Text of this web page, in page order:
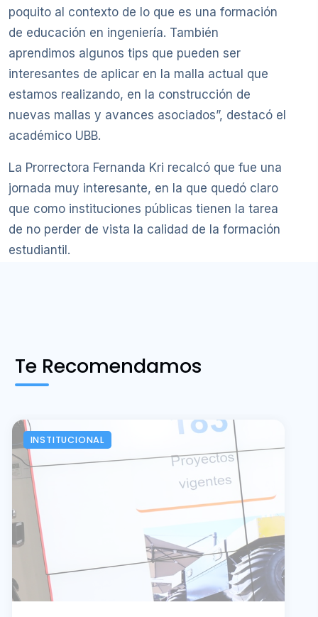
poquito al contexto de lo que es una formación
de educación en ingeniería. También
aprendimos algunos tips que pueden ser
interesantes de aplicar en la malla actual que
estamos realizando, en la construcción de
nuevas mallas y avances asociados”, destacó el
académico UBB.
La Prorrectora Fernanda Kri recalcó que fue una
jornada muy interesante, en la que quedó claro
que como instituciones públicas tienen la tarea
de no perder de vista la calidad de la formación
estudiantil.
Te Recomendamos
INSTITUCIONAL